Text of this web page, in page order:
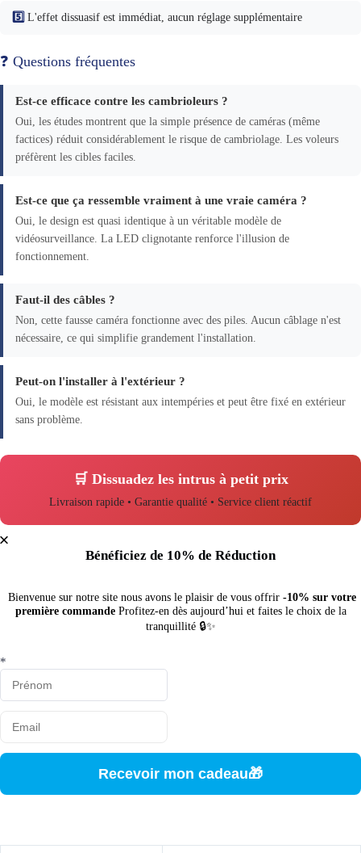
5️⃣ L'effet dissuasif est immédiat, aucun réglage supplémentaire
❓ Questions fréquentes
Est-ce efficace contre les cambrioleurs ?
Oui, les études montrent que la simple présence de caméras (même
factices) réduit considérablement le risque de cambriolage. Les voleurs
préfèrent les cibles faciles.
Est-ce que ça ressemble vraiment à une vraie caméra ?
Oui, le design est quasi identique à un véritable modèle de
vidéosurveillance. La LED clignotante renforce l'illusion de
fonctionnement.
Faut-il des câbles ?
Non, cette fausse caméra fonctionne avec des piles. Aucun câblage n'est
nécessaire, ce qui simplifie grandement l'installation.
Peut-on l'installer à l'extérieur ?
Oui, le modèle est résistant aux intempéries et peut être fixé en extérieur
sans problème.
🛒 Dissuadez les intrus à petit prix
Livraison rapide • Garantie qualité • Service client réactif
Bénéficiez de 10% de Réduction
Bienvenue sur notre site nous avons le plaisir de vous offrir -10% sur votre
première commandeProfitez-en dès aujourd’hui et faites le choix de la
tranquillité 🔒✨
*
Recevoir mon cadeau🎁